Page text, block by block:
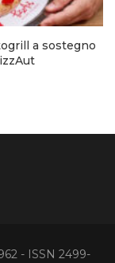
a sostegno
- ISSN 2499-